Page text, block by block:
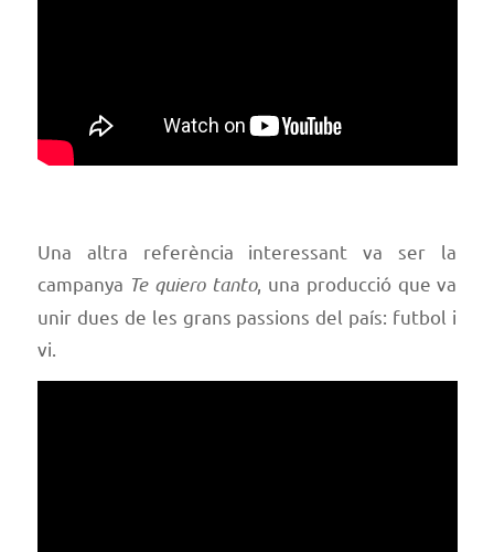
Una altra referència interessant va ser la
campanya Te quiero tanto, una producció que va
unir dues de les grans passions del país: futbol i
vi.